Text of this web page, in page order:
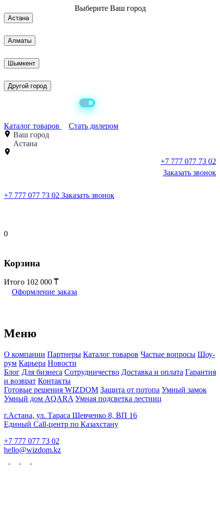
Выберите Ваш город
Астана
Алматы
Шымкент
Другой город
Каталог товаров
Стать дилером
Ваш город
Астана
+7 777 077 73 02
Заказать звонок
+7 777 077 73 02 Заказать звонок
0
Корзина
Итого 102 000
Оформление заказа
Меню
О компании Партнеры Каталог товаров Частые вопросы Шоу-
рум Карьера Новости
Блог Для бизнеса Сотрудничество Доставка и оплата Гарантия
и возврат Контакты
Готовые решения WIZDOM Защита от потопа Умный замок
Умный дом AQARA Умная подсветка лестниц
г.Астана, ул. Тараса Шевченко 8, ВП 16
Единый Call-центр по Казахстану
+7 777 077 73 02
hello@wizdom.kz